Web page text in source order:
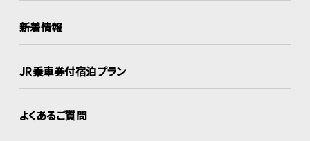
新着情報
JR乗車券付宿泊プラン
よくあるご質問